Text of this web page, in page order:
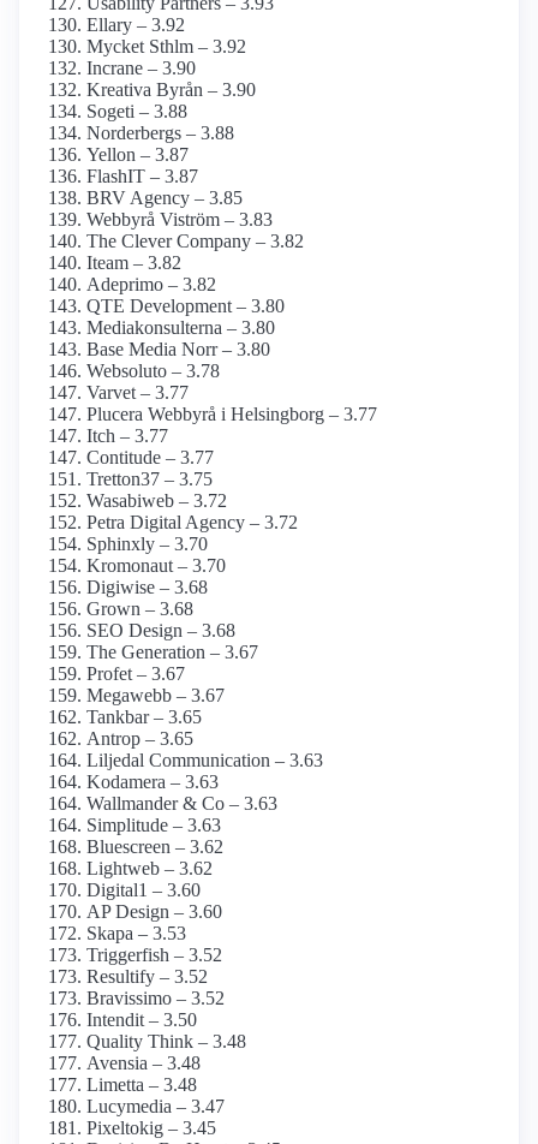
Ellary – 3.92
Mycket Sthlm – 3.92
Incrane – 3.90
Kreativa Byrån – 3.90
Sogeti – 3.88
Norderbergs – 3.88
Yellon – 3.87
FlashIT – 3.87
BRV Agency – 3.85
Webbyrå Viström – 3.83
The Clever Company – 3.82
Iteam – 3.82
Adeprimo – 3.82
QTE Development – 3.80
Mediakonsulterna – 3.80
Base Media Norr – 3.80
Websoluto – 3.78
Varvet – 3.77
Plucera Webbyrå i Helsingborg – 3.77
Itch – 3.77
Contitude – 3.77
Tretton37 – 3.75
Wasabiweb – 3.72
Petra Digital Agency – 3.72
Sphinxly – 3.70
Kromonaut – 3.70
Digiwise – 3.68
Grown – 3.68
SEO Design – 3.68
The Generation – 3.67
Profet – 3.67
Megawebb – 3.67
Tankbar – 3.65
Antrop – 3.65
Liljedal Communication – 3.63
Kodamera – 3.63
Wallmander & Co – 3.63
Simplitude – 3.63
Bluescreen – 3.62
Lightweb – 3.62
Digital1 – 3.60
AP Design – 3.60
Skapa – 3.53
Triggerfish – 3.52
Resultify – 3.52
Bravissimo – 3.52
Intendit – 3.50
Quality Think – 3.48
Avensia – 3.48
Limetta – 3.48
Lucymedia – 3.47
Pixeltokig – 3.45